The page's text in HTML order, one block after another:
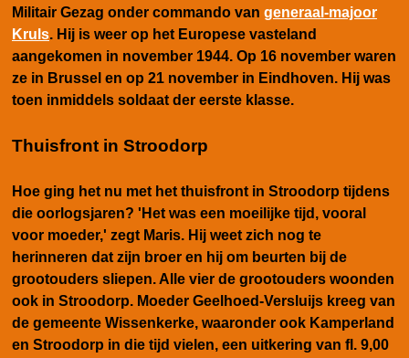
Militair Gezag onder commando van generaal-majoor
Kruls. Hij is weer op het Europese vasteland
aangekomen in november 1944. Op 16 november waren
ze in Brussel en op 21 november in Eindhoven. Hij was
toen inmiddels soldaat der eerste klasse.
Thuisfront in Stroodorp
Hoe ging het nu met het thuisfront in Stroodorp tijdens
die oorlogsjaren? 'Het was een moeilijke tijd, vooral
voor moeder,' zegt Maris. Hij weet zich nog te
herinneren dat zijn broer en hij om beurten bij de
grootouders sliepen. Alle vier de grootouders woonden
ook in Stroodorp. Moeder Geelhoed-Versluijs kreeg van
de gemeente Wissenkerke, waaronder ook Kamperland
en Stroodorp in die tijd vielen, een uitkering van fl. 9,00